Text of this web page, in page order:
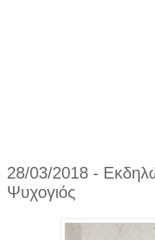
28/03/2018 -
Ψυχογιός